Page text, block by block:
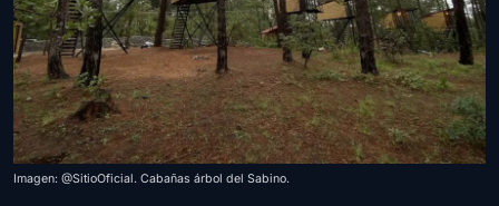
Imagen: @SitioOficial. Cabañas árbol del Sabino.